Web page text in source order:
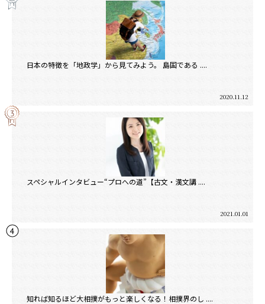
日本の特徴を「地政学」から見てみよう。 島国である ....
2020.11.12
スペシャルインタビュー“プロへの道”【古文・漢文講 ....
2021.01.01
知れば知るほど大相撲がもっと楽しくなる！相撲界のし ....